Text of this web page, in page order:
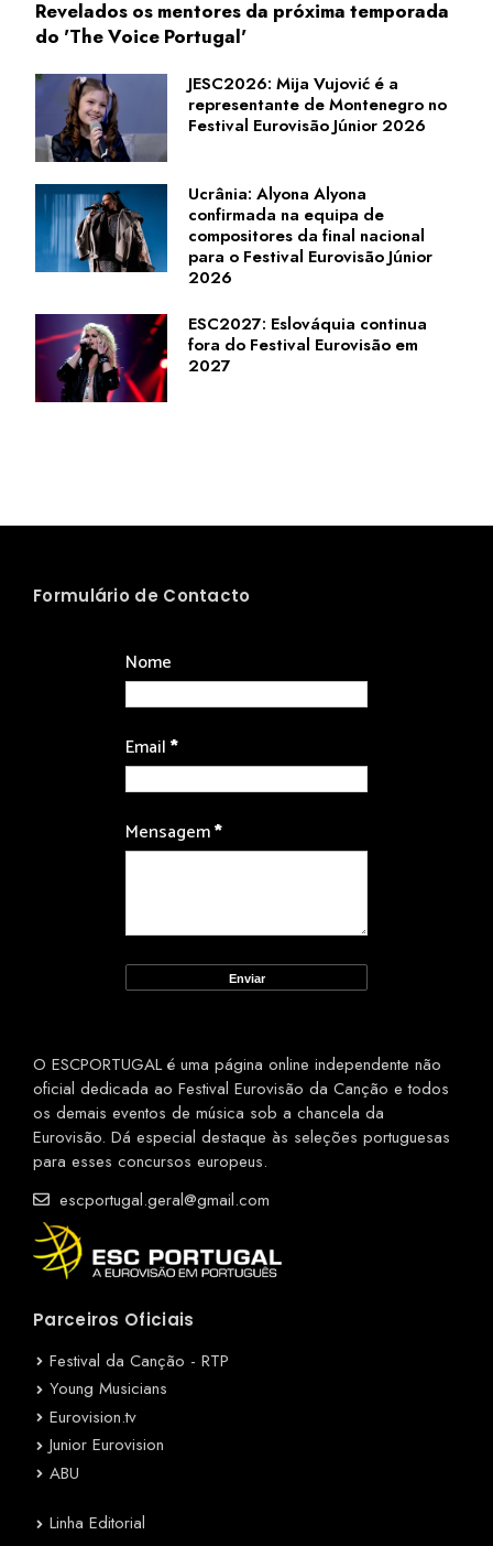
Revelados os mentores da próxima temporada
do 'The Voice Portugal'
JESC2026: Mija Vujović é a
representante de Montenegro no
Festival Eurovisão Júnior 2026
Ucrânia: Alyona Alyona
confirmada na equipa de
compositores da final nacional
para o Festival Eurovisão Júnior
2026
ESC2027: Eslováquia continua
fora do Festival Eurovisão em
2027
Formulário de Contacto
Nome
Email*
Mensagem*
O ESCPORTUGAL é uma página online independente não
oficial dedicada ao Festival Eurovisão da Canção e todos
os demais eventos de música sob a chancela da
Eurovisão. Dá especial destaque às seleções portuguesas
para esses concursos europeus.
escportugal.geral@gmail.com
Parceiros Oficiais
Festival da Canção - RTP
Young Musicians
Eurovision.tv
Junior Eurovision
ABU
Linha Editorial